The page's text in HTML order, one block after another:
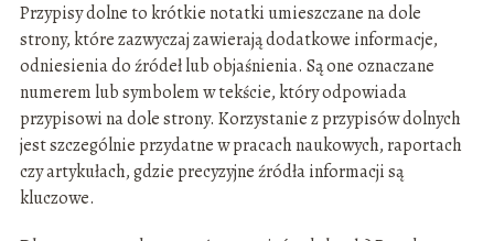
Przypisy dolne to krótkie notatki umieszczane na dole
strony, które zazwyczaj zawierają dodatkowe informacje,
odniesienia do źródeł lub objaśnienia. Są one oznaczane
numerem lub symbolem w tekście, który odpowiada
przypisowi na dole strony. Korzystanie z przypisów dolnych
jest szczególnie przydatne w pracach naukowych, raportach
czy artykułach, gdzie precyzyjne źródła informacji są
kluczowe.